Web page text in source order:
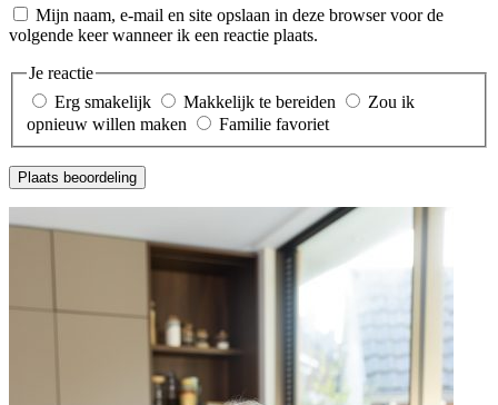
Mijn naam, e-mail en site opslaan in deze browser voor de
volgende keer wanneer ik een reactie plaats.
Je reactie
Erg smakelijk
Makkelijk te bereiden
Zou ik
opnieuw willen maken
Familie favoriet
Plaats beoordeling